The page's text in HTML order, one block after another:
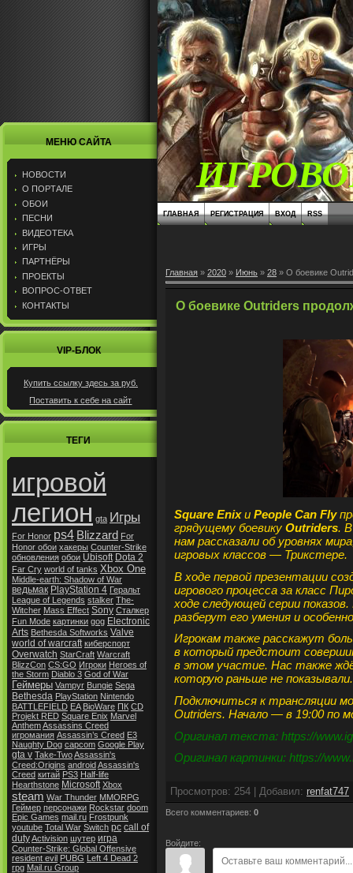
МЕНЮ САЙТА
НОВОСТИ
О ПОРТАЛЕ
ОБОИ
ПЕСНИ
ВИДЕОТЕКА
ИГРЫ
ПАРТНЁРЫ
ПРОЕКТЫ
ВОПРОС-ОТВЕТ
КОНТАКТЫ
VIP-БЛОК
Купить ссылку здесь за руб.
Поставить к себе на сайт
ТЕГИ
игровой
легион gta Игры
For Honor ps4 Blizzard For
Honor обои хакеры Counter-Strike
обновления обои Ubisoft Dota 2
Far Cry world of tanks Xbox One
Middle-earth: Shadow of War
ведьмак PlayStation 4 Геральт
League of Legends stalker The-
Witcher Mass Effect Sony Сталкер
Fun Mode картинки gog Electronic
Arts Bethesda Softworks Valve
world of warcraft киберспорт
Overwatch StarCraft Warcraft
BlizzCon CS:GO Игроки Heroes of
the Storm Diablo 3 God of War
Геймеры Vampyr Bungie Sega
Bethesda PlayStation Nintendo
BATTLEFIELD EA BioWare ПК CD
Projekt RED Square Enix Marvel
AnthemAssassins Creed
игромания Assassin’s Creed E3
Naughty Dog capcom Google Play
gta v Take-TwoAssassin's
Creed:Origins androidAssassin's
Creed китай PS3 Half-life
Hearthstone Microsoft Xbox
steam War Thunder MMORPG
Геймер персонажи Rockstar doom
Epic Games mail.ru Frostpunk
youtube Total War Switch pc call of
dutyActivision шутер игра
Counter-Strike: Global Offensive
resident evil PUBG Left 4 Dead 2
rpg Mail.ru Group
ГЛАВНАЯ РЕГИСТРАЦИЯ ВХОД RSS
Главная » 2020 » Июнь » 28 » О боевике
О боевике Outriders
Square Enixи People Can Fly
грядущему боевику Outriders.
нам рассказали об уровнях
игровых классов — Трикстере.
В ходе первой презентации
игрового процесса за класс
ходе следующей серии
разберут его умения и
Игрокам также расскажут
в который предстоит
в этом участие. Нас также
которую раньше не показывали.
Подключиться к трансляции
Outriders. Начало — в 19:00 по
Оригинал текста: https://
Оригинал картинки: https://
Просмотров: 254 | Добавил: renfat747
Всего комментариев: 0
Войдите: